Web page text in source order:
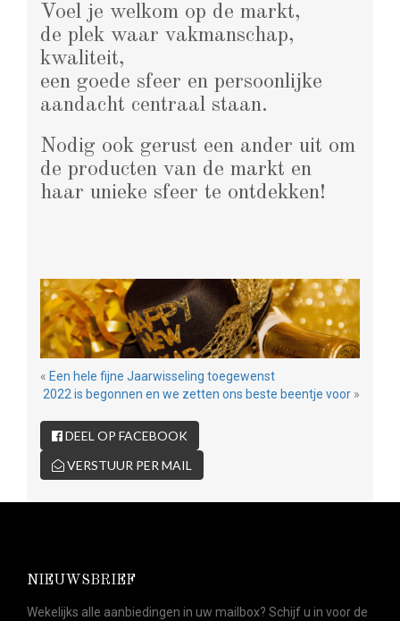
Voel je welkom op de markt,
de plek waar vakmanschap,
kwaliteit,
een goede sfeer en persoonlijke
aandacht centraal staan.
Nodig ook gerust een ander uit om
de producten van de markt en
haar unieke sfeer te ontdekken!
« Een hele fijne Jaarwisseling toegewenst
2022 is begonnen en we zetten ons beste beentje voor »
DEEL OP FACEBOOK
VERSTUUR PER MAIL
NIEUWSBRIEF
Wekelijks alle aanbiedingen in uw mailbox? Schijf u in voor de